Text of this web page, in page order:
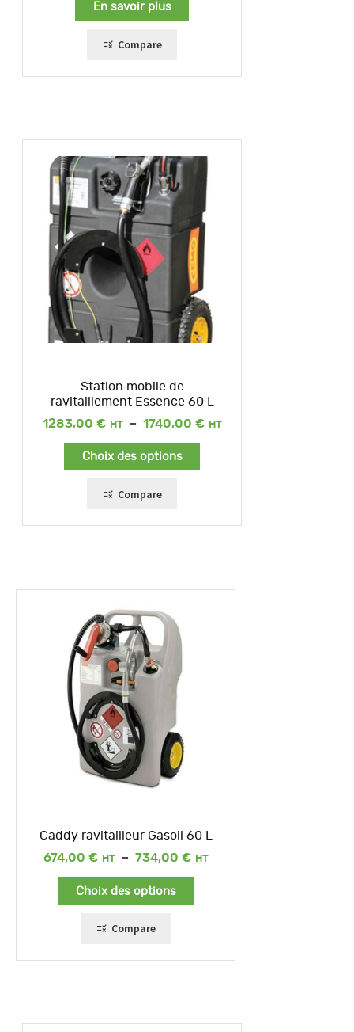
En savoir plus
Compare
Station mobile de
ravitaillement Essence 60 L
1283,00 € – 1740,00 €
Plage
Choix des options
Compare
Caddy ravitailleur Gasoil 60 L
674,00 € – 734,00 €
Plage
Choix des options
Compare